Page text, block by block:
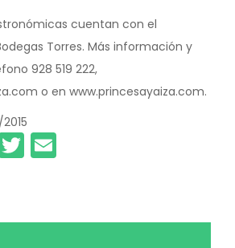
cuentan con el
Torres. Más información y
928 519 222,
o en www.princesayaiza.com.
Twitter